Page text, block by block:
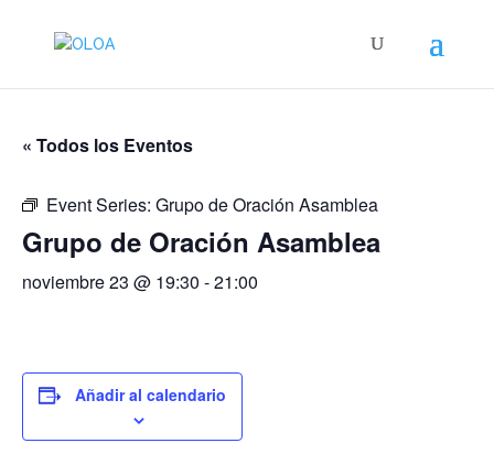
« Todos los Eventos
Event Series: Grupo de Oración Asamblea
Grupo de Oración Asamblea
noviembre 23 @ 19:30 -21:00
Añadir al calendario